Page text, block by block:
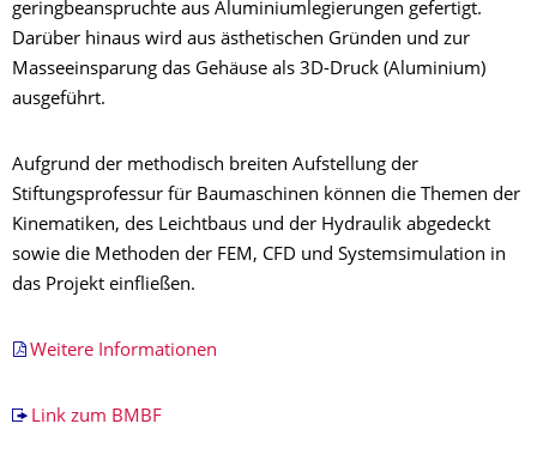
geringbeanspruchte aus Aluminiumlegierungen gefertigt.
Darüber hinaus wird aus ästhetischen Gründen und zur
Masseeinsparung das Gehäuse als 3D-Druck (Aluminium)
ausgeführt.
Aufgrund der methodisch breiten Aufstellung der
Stiftungsprofessur für Baumaschinen können die Themen der
Kinematiken, des Leichtbaus und der Hydraulik abgedeckt
sowie die Methoden der FEM, CFD und Systemsimulation in
das Projekt einfließen.
Weitere Informationen
Link zum BMBF